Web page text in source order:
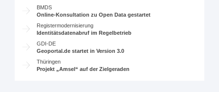
BMDS
Online-Konsultation zu Open Data gestartet
Registermodernisierung
Identitätsdatenabruf im Regelbetrieb
GDI-DE
Geoportal.de startet in Version 3.0
Thüringen
Projekt „Amsel“ auf der Zielgeraden